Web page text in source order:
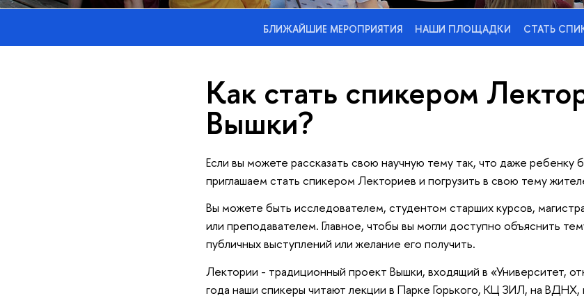
БЛИЖАЙШИЕ МЕРОПРИЯТИЯ НАШИ ПЛОЩАДКИ СТАТЬ
Как стать спикером
Вышки?
Если вы можете рассказать свою научную тему так, что даже ребенку
приглашаем стать спикером Лекториев и погрузить в свою тему
Вы можете быть исследователем, студентом старших курсов,
или преподавателем. Главное, чтобы вы могли доступно объяснить
публичных выступлений или желание его получить.
Лектории - традиционный проект Вышки, входящий в «Университет,
года наши спикеры читают лекции в Парке Горького, КЦ ЗИЛ, на ВДНХ,